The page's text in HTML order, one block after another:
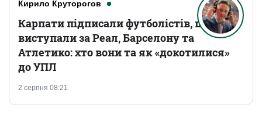
Кирило Круторогов
2 серпня 08:21
Карпати підписали футболістів, що
виступали за Реал, Барселону та
Атлетико: хто вони та як «докотилися»
до УПЛ